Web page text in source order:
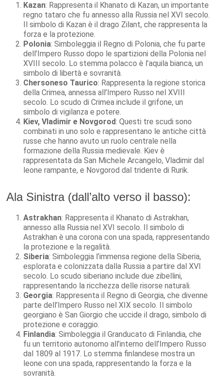
Kazan: Rappresenta il Khanato di Kazan, un importante
regno tataro che fu annesso alla Russia nel XVI secolo.
Il simbolo di Kazan è il drago Zilant, che rappresenta la
forza e la protezione.
Polonia: Simboleggia il Regno di Polonia, che fu parte
dell’Impero Russo dopo le spartizioni della Polonia nel
XVIII secolo. Lo stemma polacco è l’aquila bianca, un
simbolo di libertà e sovranità.
Chersoneso Taurico: Rappresenta la regione storica
della Crimea, annessa all’Impero Russo nel XVIII
secolo. Lo scudo di Crimea include il grifone, un
simbolo di vigilanza e potere.
Kiev, Vladimir e Novgorod: Questi tre scudi sono
combinati in uno solo e rappresentano le antiche città
russe che hanno avuto un ruolo centrale nella
formazione della Russia medievale. Kiev è
rappresentata da San Michele Arcangelo, Vladimir dal
leone rampante, e Novgorod dal tridente di Rurik.
Ala Sinistra (dall’alto verso il basso):
Astrakhan: Rappresenta il Khanato di Astrakhan,
annesso alla Russia nel XVI secolo. Il simbolo di
Astrakhan è una corona con una spada, rappresentando
la protezione e la regalità.
Siberia: Simboleggia l’immensa regione della Siberia,
esplorata e colonizzata dalla Russia a partire dal XVI
secolo. Lo scudo siberiano include due zibellini,
rappresentando la ricchezza delle risorse naturali.
Georgia: Rappresenta il Regno di Georgia, che divenne
parte dell’Impero Russo nel XIX secolo. Il simbolo
georgiano è San Giorgio che uccide il drago, simbolo di
protezione e coraggio.
Finlandia: Simboleggia il Granducato di Finlandia, che
fu un territorio autonomo all’interno dell’Impero Russo
dal 1809 al 1917. Lo stemma finlandese mostra un
leone con una spada, rappresentando la forza e la
sovranità.